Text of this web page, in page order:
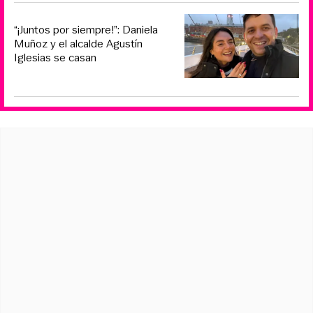
“¡Juntos por siempre!”: Daniela
Muñoz y el alcalde Agustín
Iglesias se casan